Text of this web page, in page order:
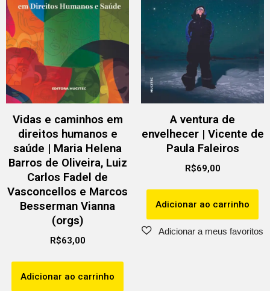
Vidas e caminhos em
direitos humanos e
saúde | Maria Helena
Barros de Oliveira, Luiz
Carlos Fadel de
Vasconcellos e Marcos
Besserman Vianna
(orgs)
R$63,00
Adicionar ao carrinho
A ventura de
envelhecer | Vicente de
Paula Faleiros
R$69,00
Adicionar ao carrinho